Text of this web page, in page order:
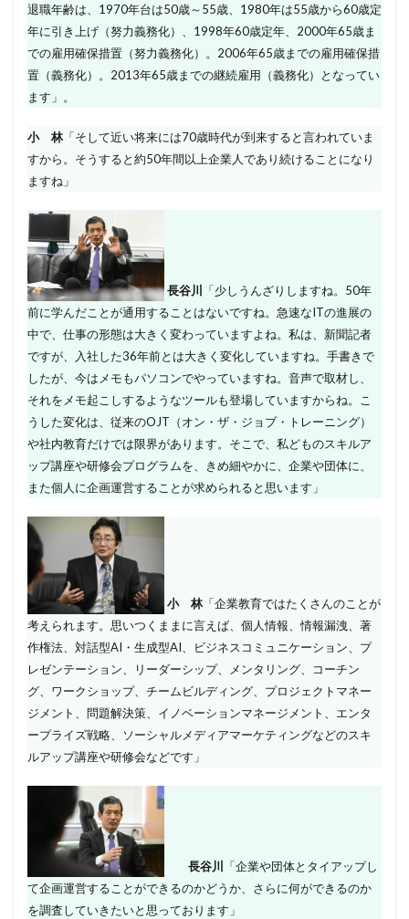
退職年齢は、1970年台は50歳～55歳、1980年は55歳から60歳定
年に引き上げ（努力義務化）、1998年60歳定年、2000年65歳ま
での雇用確保措置（努力義務化）。2006年65歳までの雇用確保措
置（義務化）。2013年65歳までの継続雇用（義務化）となってい
ます」。
小 林「そして近い将来には70歳時代が到来すると言われていま
すから。そうすると約50年間以上企業人であり続けることになり
ますね」
長谷川
「少しうんざりしますね。50年
前に学んだことが通用することはないですね。急速なITの進展の
中で、仕事の形態は大きく変わっていますよね。私は、新聞記者
ですが、入社した36年前とは大きく変化していますね。手書きで
したが、今はメモもパソコンでやっていますね。音声で取材し、
それをメモ起こしするようなツールも登場していますからね。こ
うした変化は、従来のOJT（オン・ザ・ジョブ・トレーニング）
や社内教育だけでは限界があります。そこで、私どものスキルア
ップ講座や研修会プログラムを、きめ細やかに、企業や団体に、
また個人に企画運営することが求められると思います」
小 林「企業教育ではたくさんのことが
考えられます。思いつくままに言えば、個人情報、情報漏洩、著
作権法、対話型AI・生成型AI、ビジネスコミュニケーション、プ
レゼンテーション、リーダーシップ、メンタリング、コーチン
グ、ワークショップ、チームビルディング、プロジェクトマネー
ジメント、問題解決策、イノベーションマネージメント、エンタ
ープライズ戦略、ソーシャルメディアマーケティングなどのスキ
ルアップ講座や研修会などです」
長谷川
「企業や団体とタイアップし
て企画運営することができるのかどうか、さらに何ができるのか
を調査していきたいと思っております」